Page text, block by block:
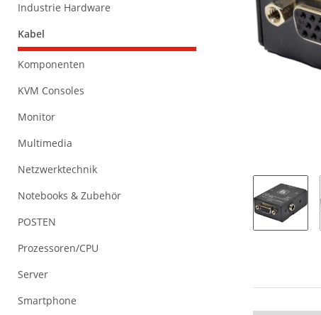
Industrie Hardware
Kabel
Komponenten
KVM Consoles
Monitor
Multimedia
Netzwerktechnik
Notebooks & Zubehör
POSTEN
Prozessoren/CPU
Server
Smartphone